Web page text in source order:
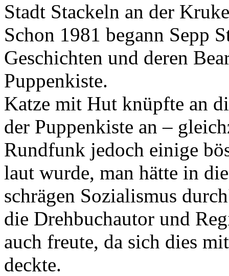
Stadt Stackeln an der
Schon 1981 begann Sepp
Geschichten und deren
Puppenkiste.
Katze mit Hut knüpfte an
der Puppenkiste an –
Rundfunk jedoch einige
laut wurde, man hätte in
schrägen Sozialismus
die Drehbuchautor und
auch freute, da sich dies
deckte.